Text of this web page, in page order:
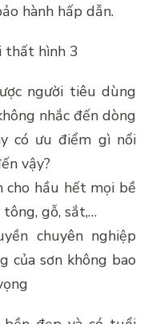
hành hấp dẫn.
người tiêu dùng
nhắc đến dòng
có ưu điểm gì nổi
vậy?
cho hầu hết mọi bề
gỗ, sắt,…
chuyên nghiệp
của sơn không bao